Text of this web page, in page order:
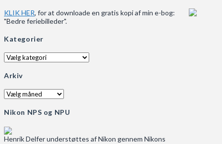
KLIK HER, for at downloade en gratis kopi af min e-bog:
"Bedre feriebilleder".
Kategorier
Kategorier
Arkiv
Arkiv
Nikon NPS og NPU
Henrik Delfer understøttes af Nikon gennem Nikons